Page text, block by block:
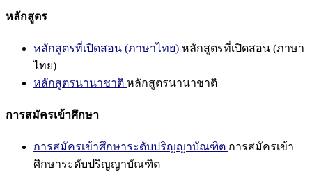
หลักสูตร
หลักสูตรที่เปิดสอน (ภาษาไทย) หลักสูตรที่เปิดสอน (ภาษา
ไทย)
หลักสูตรนานาชาติ หลักสูตรนานาชาติ
การสมัครเข้าศึกษา
การสมัครเข้าศึกษาระดับปริญญาบัณฑิต การสมัครเข้า
ศึกษาระดับปริญญาบัณฑิต